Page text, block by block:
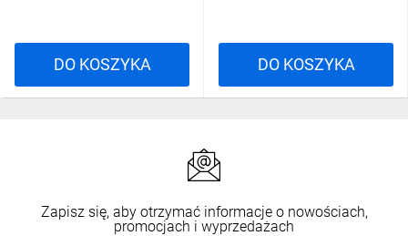
DO KOSZYKA DO KOSZYKA
Zapisz się, aby otrzymać informacje o nowościach,
promocjach i wyprzedażach